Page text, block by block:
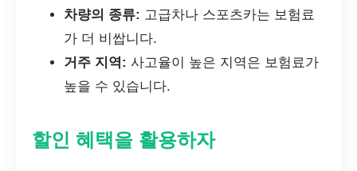
차량의 종류: 고급차나 스포츠카는 보험료
가 더 비쌉니다.
거주 지역: 사고율이 높은 지역은 보험료가
높을 수 있습니다.
할인 혜택을 활용하자